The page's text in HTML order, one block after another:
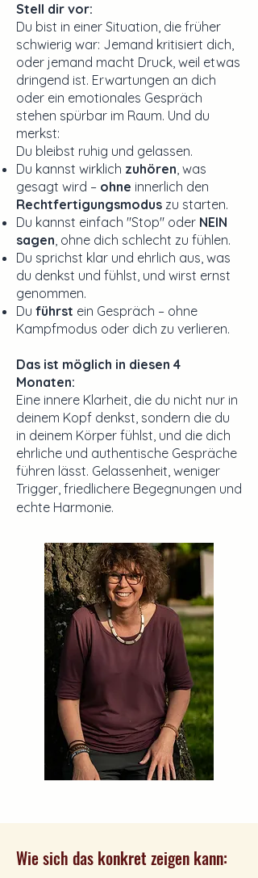
Stell dir vor:
Du bist in einer Situation, die früher
schwierig war: Jemand kritisiert dich,
oder jemand macht Druck, weil etwas
dringend ist. Erwartungen an dich
oder ein emotionales Gespräch
stehen spürbar im Raum. Und du
merkst:
Du bleibst ruhig und gelassen.
Du kannst wirklich zuhören, was
gesagt wird – ohne innerlich den
Rechtfertigungsmodus zu starten.
Du kannst einfach "Stop" oder NEIN
sagen, ohne dich schlecht zu fühlen.
Du sprichst klar und ehrlich aus, was
du denkst und fühlst, und wirst ernst
genommen.
Du führst ein Gespräch – ohne
Kampfmodus oder dich zu verlieren.
Das ist möglich in diesen 4
Monaten:
Eine innere Klarheit, die du nicht nur in
deinem Kopf denkst, sondern die du
in deinem Körper fühlst, und die dich
ehrliche und authentische Gespräche
führen lässt. Gelassenheit, weniger
Trigger, friedlichere Begegnungen und
echte Harmonie.
Wie sich das konkret zeigen kann: